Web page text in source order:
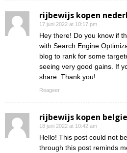
rijbewijs kopen
17 juni 2022 at 10:17 pm
Hey there! Do you know if
with Search Engine
blog to rank for some
seeing very good gains. If
share. Thank you!
Reageer
rijbewijs kopen belgie
18 juni 2022 at 10:42 am
Hello! This post could not
through this post reminds